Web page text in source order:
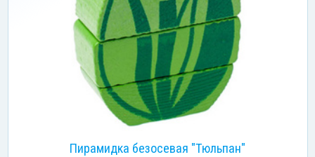
Пирамидка безосевая "Тюльпан"